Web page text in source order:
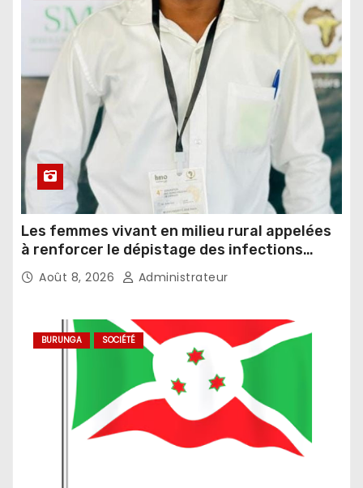
Les femmes vivant en milieu rural appelées
à renforcer le dépistage des infections
sexuellement transmissibles
Août 8, 2026 Administrateur
BURUNGA SOCIÉTÉ